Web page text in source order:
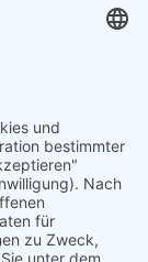
Rechtliches